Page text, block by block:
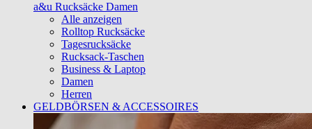
a&u Rucksäcke Damen
Alle anzeigen
Rolltop Rucksäcke
Tagesrucksäcke
Rucksack-Taschen
Business & Laptop
Damen
Herren
GELDBÖRSEN & ACCESSOIRES